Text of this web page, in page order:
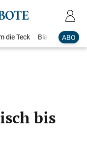
ABO
die Teck Blaulicht
bis